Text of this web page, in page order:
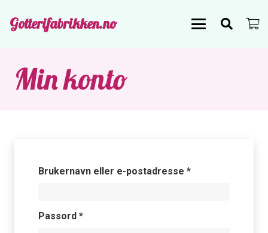
Gotterifabrikken.no
Min konto
Brukernavn eller e-postadresse *Påkrevd
Passord *Påkrevd